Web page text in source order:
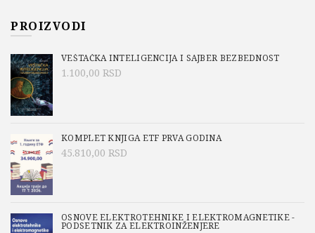
PROIZVODI
VEŠTAČKA INTELIGENCIJA I SAJBER BEZBEDNOST
1.100,00 RSD
KOMPLET KNJIGA ETF PRVA GODINA
45.810,00 RSD
OSNOVE ELEKTROTEHNIKE I ELEKTROMAGNETIKE -
PODSETNIK ZA ELEKTROINŽENJERE